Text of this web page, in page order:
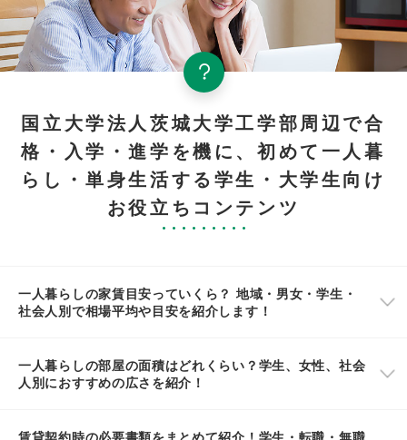
国立大学法人茨城大学工学部周辺で合
格・入学・進学を機に、初めて一人暮
らし・単身生活する学生・大学生向け
お役立ちコンテンツ
一人暮らしの家賃目安っていくら？ 地域・男女・学生・
社会人別で相場平均や目安を紹介します！
一人暮らしの部屋の面積はどれくらい？学生、女性、社会
人別におすすめの広さを紹介！
賃貸契約時の必要書類をまとめて紹介！学生・転職・無職